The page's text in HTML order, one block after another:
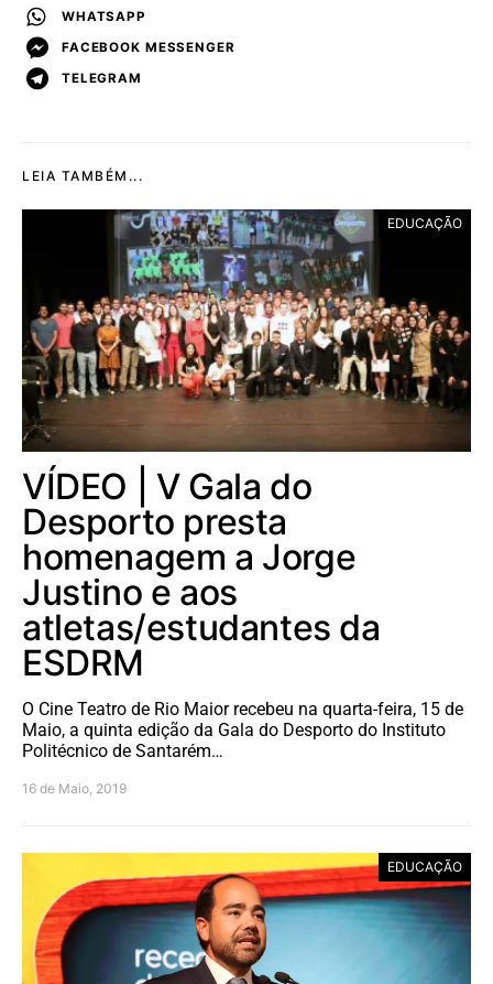
WHATSAPP
FACEBOOK MESSENGER
TELEGRAM
LEIA TAMBÉM...
EDUCAÇÃO
VÍDEO | V Gala do
Desporto presta
homenagem a Jorge
Justino e aos
atletas/estudantes da
ESDRM
O Cine Teatro de Rio Maior recebeu na quarta-feira, 15 de
Maio, a quinta edição da Gala do Desporto do Instituto
Politécnico de Santarém…
16 de Maio, 2019
EDUCAÇÃO